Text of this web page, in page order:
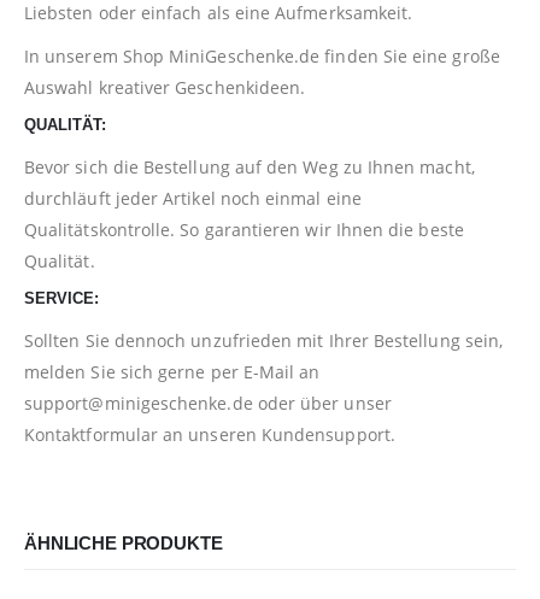
Liebsten oder einfach als eine Aufmerksamkeit.
In unserem Shop MiniGeschenke.de finden Sie eine große
Auswahl kreativer Geschenkideen.
QUALITÄT:
Bevor sich die Bestellung auf den Weg zu Ihnen macht,
durchläuft jeder Artikel noch einmal eine
Qualitätskontrolle. So garantieren wir Ihnen die beste
Qualität.
SERVICE:
Sollten Sie dennoch unzufrieden mit Ihrer Bestellung sein,
melden Sie sich gerne per E-Mail an
support@minigeschenke.de oder über unser
Kontaktformular an unseren Kundensupport.
ÄHNLICHE PRODUKTE